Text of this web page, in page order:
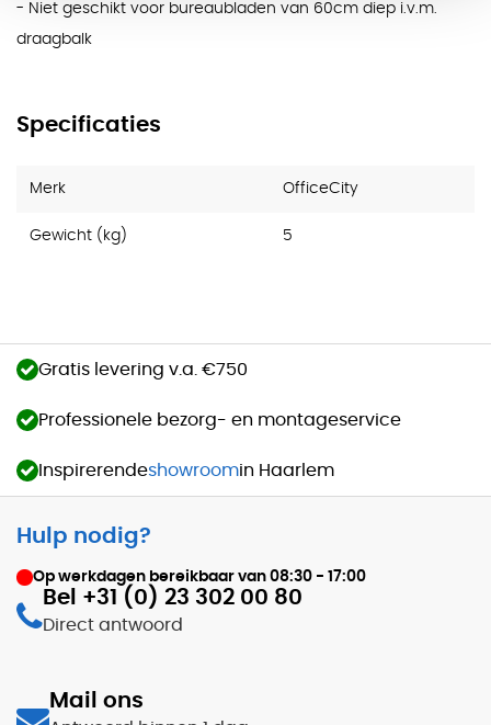
- Niet geschikt voor bureaubladen van 60cm diep i.v.m.
draagbalk
Specificaties
Merk OfficeCity
Gewicht (kg) 5
Gratis levering v.a. €750
Professionele bezorg- en montageservice
Inspirerendeshowroomin Haarlem
Hulp nodig?
Op werkdagen bereikbaar van 08:30 - 17:00
Bel +31 (0) 23 302 00 80
Direct antwoord
Mail ons